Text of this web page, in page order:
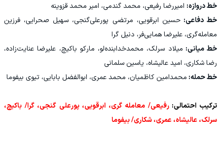
خط دروازه: امیررضا رفیعی، محمد گندمی، امیر محمد قزوینه
خط دفاعی:حسین ابرقویی، مرتضی پورعلی‌گنجی، سهیل صحرایی، فرزین
معامله‌گری، علیرضا همایی‌فر، دنیل گرا
خط میانی: میلاد سرلک، محمدخدابنده‌لو، مارکو باکیچ، علیرضا عنایت‌زاده،
رضا شکاری، امید عالیشاه، یاسین سلمانی
خط حمله: محمدامین کاظمیان، محمد عمری، ابوالفضل بابایی، تیوی بیفوما
ترکیب احتمالی: رفیعی/ معامله گری، ابرقویی، پورعلی گنجی، گرا/ باکیچ،
سرلک، عالیشاه، عمری، شکاری/ بیفوما